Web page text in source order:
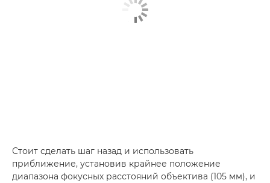
Стоит сделать шаг назад и использовать
приближение, установив крайнее положение
диапазона фокусных расстояний объектива (105 мм), и